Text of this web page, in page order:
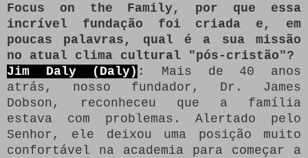
Focus on the Family, por que essa
incrível fundação foi criada e, em
poucas palavras, qual é a sua missão
no atual clima cultural "pós-cristão"?
Jim Daly (Daly) : Mais de 40 anos
atrás, nosso fundador, Dr. James
Dobson, reconheceu que a família
estava com problemas.
Alertado pelo
Senhor, ele deixou uma posição muito
confortável na academia para começar a